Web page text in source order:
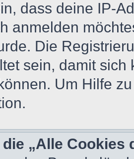
dass deine IP-
anmelden
Die
sein, damit
Um Hilfe
die „Alle